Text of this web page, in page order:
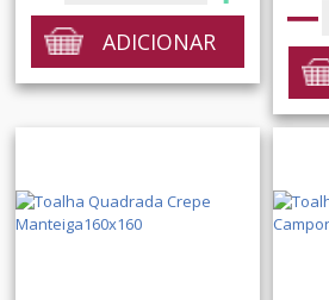
ADICIONAR